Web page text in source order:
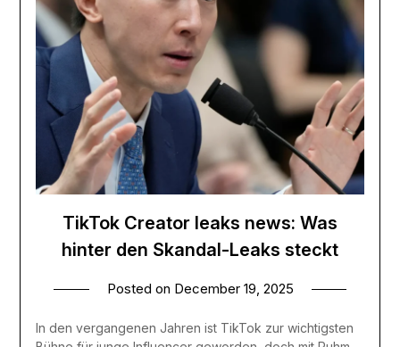
TikTok Creator leaks news: Was
hinter den Skandal-Leaks steckt
Posted on December 19, 2025
In den vergangenen Jahren ist TikTok zur wichtigsten